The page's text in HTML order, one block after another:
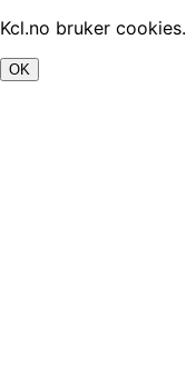
Kcl.no bruker cookies.
OK